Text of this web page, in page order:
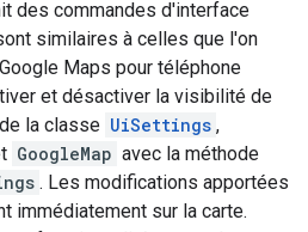
des commandes d'interface
similaires à celles que l'on
Maps pour téléphone
et désactiver la visibilité de
la classe UiSettings ,
GoogleMap avec la méthode
. Les modifications apportées
immédiatement sur la carte.